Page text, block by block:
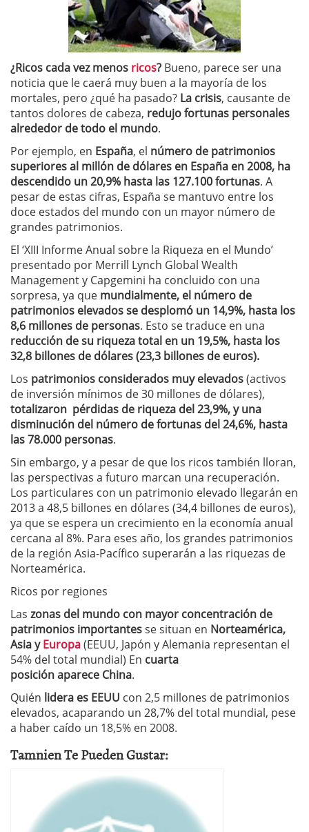
¿Ricos cada vez menos ricos? Bueno, parece ser una
noticia que le caerá muy buen a la mayoría de los
mortales, pero ¿qué ha pasado? La crisis, causante de
tantos dolores de cabeza, redujo fortunas personales
alrededor de todo el mundo.
Por ejemplo, en España, el número de patrimonios
superiores al millón de dólares en España en 2008, ha
descendido un 20,9% hasta las 127.100 fortunas. A
pesar de estas cifras, España se mantuvo entre los
doce estados del mundo con un mayor número de
grandes patrimonios.
El ‘XIII Informe Anual sobre la Riqueza en el Mundo’
presentado por Merrill Lynch Global Wealth
Management y Capgemini ha concluido con una
sorpresa, ya que mundialmente, el número de
patrimonios elevados se desplomó un 14,9%, hasta los
8,6 millones de personas. Esto se traduce en una
reducción de su riqueza total en un 19,5%, hasta los
32,8 billones de dólares (23,3 billones de euros).
Los patrimonios considerados muy elevados(activos
de inversión mínimos de 30 millones de dólares),
totalizaron pérdidas de riqueza del 23,9%, y una
disminución del número de fortunas del 24,6%, hasta
las 78.000 personas.
Sin embargo, y a pesar de que los ricos también lloran,
las perspectivas a futuro marcan una recuperación.
Los particulares con un patrimonio elevado llegarán en
2013 a 48,5 billones en dólares (34,4 billones de euros),
ya que se espera un crecimiento en la economía anual
cercana al 8%. Para eses año, los grandes patrimonios
de la región Asia-Pacífico superarán a las riquezas de
Norteamérica.
Ricos por regiones
Las zonas del mundo con mayor concentración de
patrimonios importantesse situan en Norteamérica,
Asia yEuropa(EEUU, Japón y Alemania representan el
54% del total mundial) En cuarta
posición aparece China.
Quién lidera es EEUU con 2,5 millones de patrimonios
elevados, acaparando un 28,7% del total mundial, pese
a haber caído un 18,5% en 2008.
Tamnien Te Pueden Gustar: